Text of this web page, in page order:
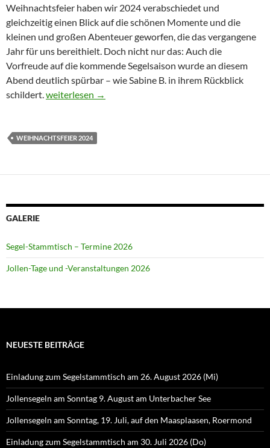
Weihnachtsfeier haben wir 2024 verabschiedet und
gleichzeitig einen Blick auf die schönen Momente und die
kleinen und großen Abenteuer geworfen, die das vergangene
Jahr für uns bereithielt. Doch nicht nur das: Auch die
Vorfreude auf die kommende Segelsaison wurde an diesem
Abend deutlich spürbar – wie Sabine B. in ihrem Rückblick
schildert.Unsere Weihnachtsfeier 2024 – ein Rückblick
weiterlesen →
WEIHNACHTSFEIER 2024
GALERIE
Segel-Stammtisch – Termine 2026
Jollen-Tage und -Veranstaltungen 2026
NEUESTE BEITRÄGE
Einladung zum Segelstammtisch am 26. August 2026 (Mi)
Jollensegeln am Sonntag 9. August am Unterbacher See
Jollensegeln am Sonntag, 19. Juli, auf den Maasplaasen, Roermond
Einladung zum Segelstammtisch am 30. Juli 2026 (Do)